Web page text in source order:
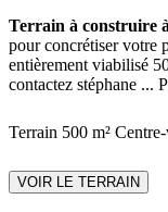
Terrain à construire
pour concrétiser votre
entièrement viabilisé
contactez stéphane ...
Terrain 500 m²
VOIR LE TERRAIN